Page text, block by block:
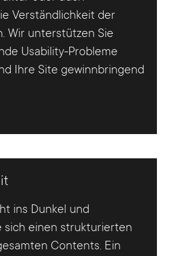
Verständlichkeit der
Wir unterstützen Sie
Usability-Probleme
Ihre Site gewinnbringend
ins Dunkel und
sich einen strukturierten
Contents. Ein